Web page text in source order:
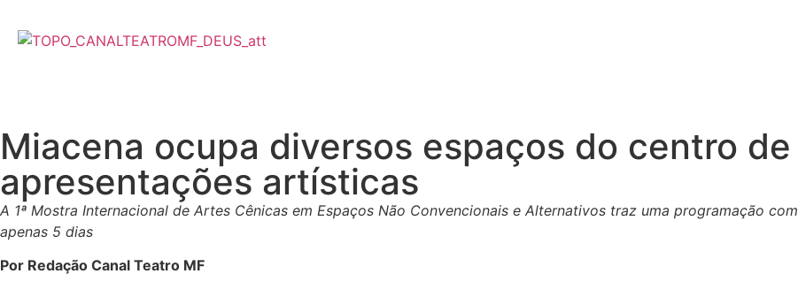
Miacena ocupa diversos espaços do centro de
apresentações artísticas
A 1ª Mostra Internacional de Artes Cênicas em Espaços Não Convencionais e Alternativos traz uma programação
apenas 5 dias
Por Redação Canal Teatro MF